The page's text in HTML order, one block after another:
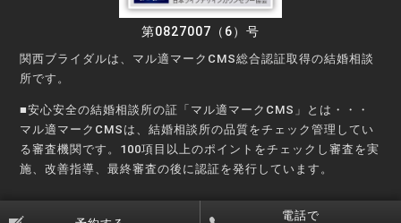
第0827007（6）号
関西ブライダルは、マル適マークCMS総合認証取得の結婚相談
所です。
■安心安全の結婚相談所の証「マル適マークCMS」とは・・・
マル適マークCMSは、結婚相談所の品質をチェック管理してい
る審査機関です。100項目以上のポイントをチェックし審査を実
施、改善指導、最終審査の後に認証を発行しています。
©Copyright © KANSAI Bridal Party All rights reserved.
電話で